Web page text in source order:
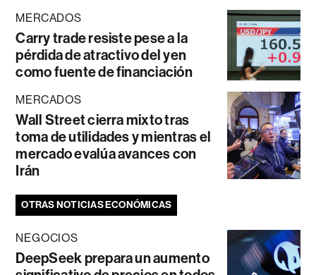
MERCADOS
Carry trade resiste pese a la
pérdida de atractivo del yen
como fuente de financiación
MERCADOS
Wall Street cierra mixto tras
toma de utilidades y mientras el
mercado evalúa avances con
Irán
OTRAS NOTICIAS ECONÓMICAS
NEGOCIOS
DeepSeek prepara un aumento